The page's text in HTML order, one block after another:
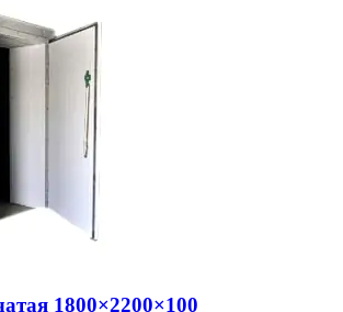
1800×2200×100